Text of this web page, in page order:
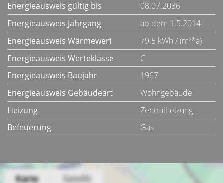
Energieausweis gültig bis
08.07.2036
Energieausweis Jahrgang
ab dem 1.5.2014
Energieausweis Wärmewert
79.5 kWh / (m²*a)
Energieausweis Werteklasse
C
Energieausweis Baujahr
1967
Energieausweis Gebäudeart
Wohngebäude
Heizung
Zentralheizung
Befeuerung
Gas